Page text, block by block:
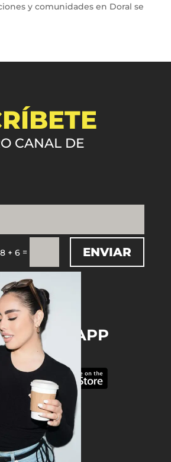
y comunidades en Doral se
CANAL DE
8 + 6 = ENVIAR
THE APP